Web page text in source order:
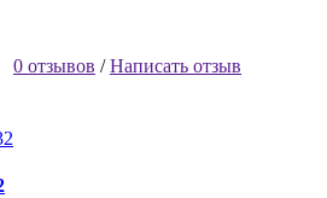
0 отзывов /Написать отзыв